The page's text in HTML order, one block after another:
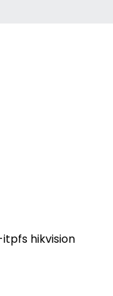
hikvision